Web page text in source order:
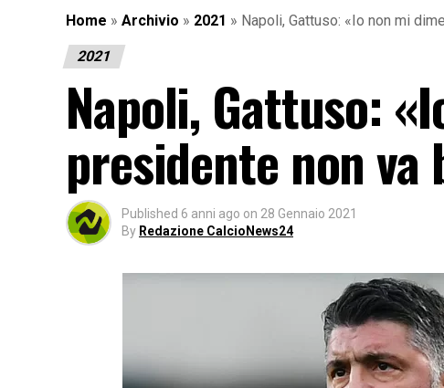
Home » Archivio » 2021 » Napoli, Gattuso: «Io non mi
2021
Napoli, Gattuso:
presidente non va
Published 6 anni ago on 28 Gennaio 2021
By Redazione CalcioNews24